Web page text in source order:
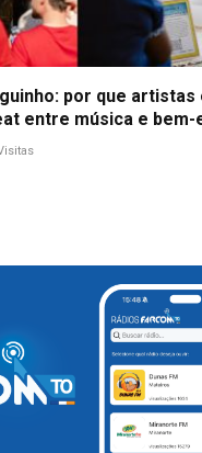
por que artistas
entre música e bem-